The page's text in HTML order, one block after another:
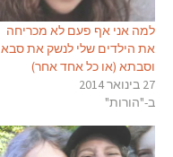
למה אני אף פעם לא מכריחה
את הילדים שלי לנשק את סבא
וסבתא (או כל אחד אחר)
27 בינואר 2014
ב-"הורות"